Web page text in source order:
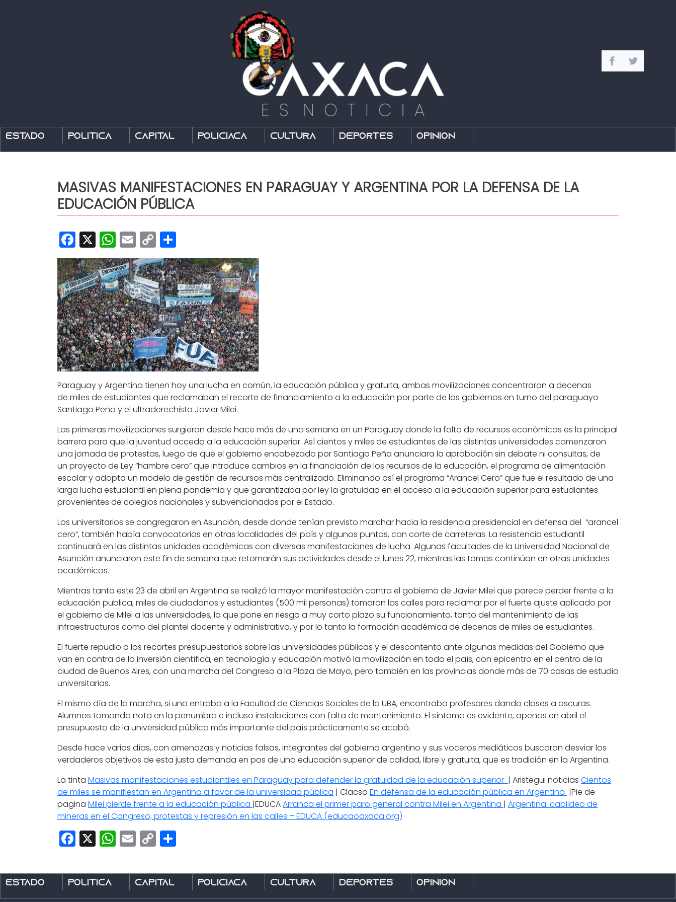
Estado Política Capital Policíaca Cultura Deportes Opinión
MASIVAS MANIFESTACIONES EN PARAGUAY Y ARGENTINA POR LA DEFENSA DE LA
EDUCACIÓN PÚBLICA
Facebook
X WhatsApp
Email
Copy
Link
Paraguay y Argentina tienen hoy una lucha en común, la educación pública y gratuita, ambas movilizaciones concentraron a decenas
de miles de estudiantes que reclamaban el recorte de financiamiento a la educación por parte de los gobiernos en turno del paraguayo
Santiago Peña y el ultraderechista Javier Milei.
Las primeras movilizaciones surgieron desde hace más de una semana en un Paraguay donde la falta de recursos económicos es la principal
barrera para que la juventud acceda a la educación superior. Así cientos y miles de estudiantes de las distintas universidades comenzaron
una jornada de protestas, luego de que el gobierno encabezado por Santiago Peña anunciara la aprobación sin debate ni consultas, de
un proyecto de Ley “hambre cero”que introduce cambios en la financiación de los recursos de la educación, el programa de alimentación
escolar y adopta un modelo de gestión de recursos más centralizado. Eliminando así el programa “Arancel Cero”que fue el resultado de una
larga lucha estudiantil en plena pandemia y que garantizaba por ley la gratuidad en el acceso a la educación superior para estudiantes
provenientes de colegios nacionales y subvencionados por el Estado.
Los universitarios se congregaron en Asunción, desde donde tenían previsto marchar hacia la residencia presidencial en defensa del “arancel
cero”, también había convocatorias en otras localidades del país y algunos puntos, con corte de carreteras. La resistencia estudiantil
continuará en las distintas unidades académicas con diversas manifestaciones de lucha. Algunas facultades de la Universidad Nacional de
Asunción anunciaron este fin de semana que retomarán sus actividades desde el lunes 22, mientras las tomas continúan en otras unidades
académicas.
Mientras tanto este 23 de abril en Argentina se realizó la mayor manifestación contra el gobierno de Javier Milei que parece perder frente a la
educación publica, miles de ciudadanos y estudiantes (500 mil personas) tomaron las calles para reclamar por el fuerte ajuste aplicado por
el gobierno de Milei a las universidades, lo que pone en riesgo a muy corto plazo su funcionamiento, tanto del mantenimiento de las
infraestructuras como del plantel docente y administrativo, y por lo tanto la formación académica de decenas de miles de estudiantes.
El fuerte repudio a los recortes presupuestarios sobre las universidades públicas y el descontento ante algunas medidas del Gobierno que
van en contra de la inversión científica, en tecnología y educación motivó la movilización en todo el país, con epicentro en el centro de la
ciudad de Buenos Aires, con una marcha del Congreso a la Plaza de Mayo, pero también en las provincias donde más de 70 casas de estudio
universitarias.
El mismo día de la marcha, si uno entraba a la Facultad de Ciencias Sociales de la UBA, encontraba profesores dando clases a oscuras.
Alumnos tomando nota en la penumbra e incluso instalaciones con falta de mantenimiento. El síntoma es evidente, apenas en abril el
presupuesto de la universidad pública más importante del país prácticamente se acabó.
Desde hace varios días, con amenazas y noticias falsas, integrantes del gobierno argentino y sus voceros mediáticos buscaron desviar los
verdaderos objetivos de esta justa demanda en pos de una educación superior de calidad, libre y gratuita, que es tradición en la Argentina.
La tinta Masivas manifestaciones estudiantiles en Paraguay para defender la gratuidad de la educación superior | Aristegui noticias Cientos
de miles se manifiestan en Argentina a favor de la universidad pública | Clacso En defensa de la educación pública en Argentina |Pie de
pagina Milei pierde frente a la educación pública |EDUCAArranca el primer paro general contra Milei en Argentina | Argentina: cabildeo de
mineras en el Congreso, protestas y represión en las calles – EDUCA (educaoaxaca.org)
Facebook
X WhatsApp
Email
Copy
Link
Estado Política Capital Policíaca Cultura Deportes Opinión